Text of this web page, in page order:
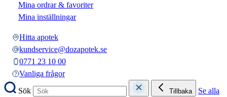
Mina ordrar & favoriter
Mina inställningar
Hitta apotek
kundservice@dozapotek.se
0771 23 10 00
Vanliga frågor
Sök
Tillbaka
Se alla